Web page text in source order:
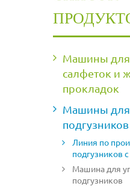
Машины для
салфеток и
прокладок
Машины для
подгузников
Линия по
подгузников
Машина для
подгузников